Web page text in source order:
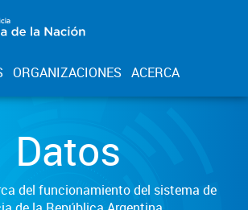
ORGANIZACIONES ACERCA
Datos
del funcionamiento del sistema de